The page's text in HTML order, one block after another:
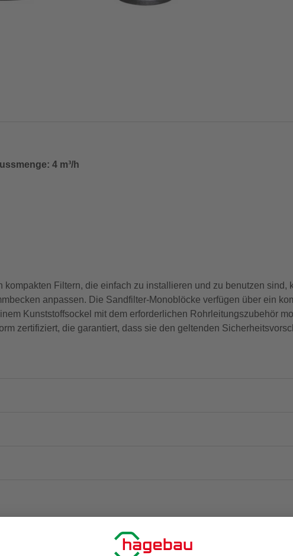
4 m³/h
Filtern, die einfach zu installieren und zu benutzen sind,
anpassen. Die Sandfilter-Monoblöcke verfügen über ein
Kunststoffsockel mit dem erforderlichen Rohrleitungszubehör
zertifiziert, die garantiert, dass sie den geltenden